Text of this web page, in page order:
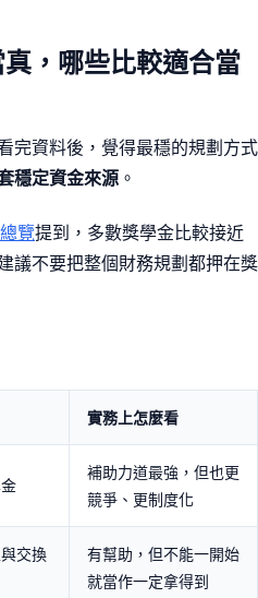
，哪些比較適合當
完資料後，覺得最穩的規劃方式
穩定資金來源 。
覽提到，多數獎學金比較接近
議不要把整個財務規劃都押在獎
實務上怎麼看
補助力道最強，但也更
競爭、更制度化
交換
有幫助，但不能一開始
就當作一定拿得到